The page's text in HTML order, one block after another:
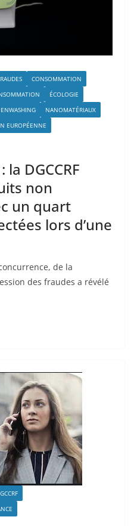
CONSOMMATION
ÉCOLOGIE
NANOMATÉRIAUX
EUROPÉENNE
DGCCRF
non
un quart
lors d’une
de la
des fraudes a révélé